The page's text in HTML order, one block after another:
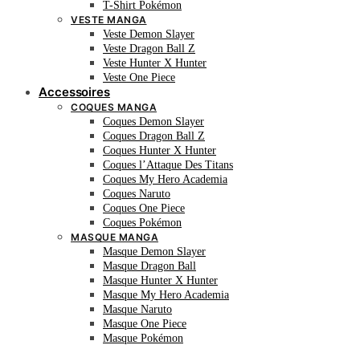
T-Shirt Pokémon
VESTE MANGA
Veste Demon Slayer
Veste Dragon Ball Z
Veste Hunter X Hunter
Veste One Piece
Accessoires
COQUES MANGA
Coques Demon Slayer
Coques Dragon Ball Z
Coques Hunter X Hunter
Coques l’Attaque Des Titans
Coques My Hero Academia
Coques Naruto
Coques One Piece
Coques Pokémon
MASQUE MANGA
Masque Demon Slayer
Masque Dragon Ball
Masque Hunter X Hunter
Masque My Hero Academia
Masque Naruto
Masque One Piece
Masque Pokémon